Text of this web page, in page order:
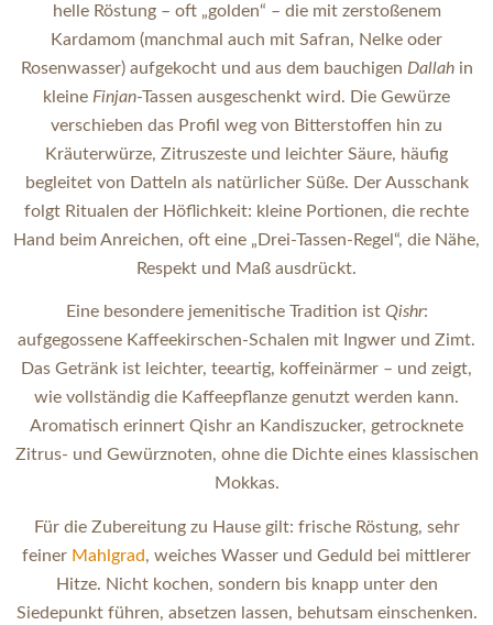
helle Röstung – oft „golden“ – die mit zerstoßenem
Kardamom (manchmal auch mit Safran, Nelke oder
Rosenwasser) aufgekocht und aus dem bauchigen Dallahin
kleine Finjan-Tassen ausgeschenkt wird. Die Gewürze
verschieben das Profil weg von Bitterstoffen hin zu
Kräuterwürze, Zitruszeste und leichter Säure, häufig
begleitet von Datteln als natürlicher Süße. Der Ausschank
folgt Ritualen der Höflichkeit: kleine Portionen, die rechte
Hand beim Anreichen, oft eine „Drei-Tassen-Regel“, die Nähe,
Respekt und Maß ausdrückt.
Eine besondere jemenitische Tradition ist Qishr:
aufgegossene Kaffeekirschen-Schalen mit Ingwer und Zimt.
Das Getränk ist leichter, teeartig, koffeinärmer – und zeigt,
wie vollständig die Kaffeepflanze genutzt werden kann.
Aromatisch erinnert Qishr an Kandiszucker, getrocknete
Zitrus- und Gewürznoten, ohne die Dichte eines klassischen
Mokkas.
Für die Zubereitung zu Hause gilt: frische Röstung, sehr
feiner Mahlgrad, weiches Wasser und Geduld bei mittlerer
Hitze. Nicht kochen, sondern bis knapp unter den
Siedepunkt führen, absetzen lassen, behutsam einschenken.